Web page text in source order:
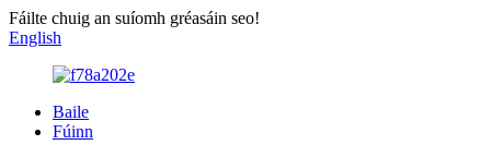
Fáilte chuig an suíomh gréasáin seo!
English
Baile
Fúinn